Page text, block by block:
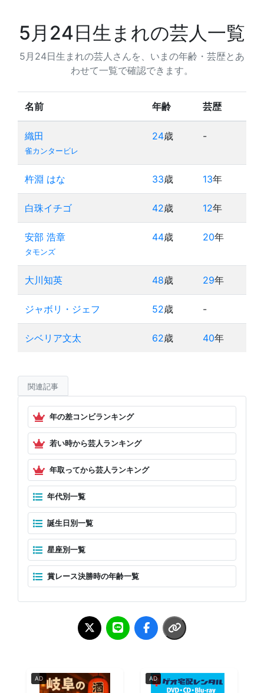
5月24日生まれの芸人一覧
5月24日生まれの芸人さんを、いまの年齢・芸歴とあ
わせて一覧で確認できます。
名前 年齢 芸歴
織田
雀カンタービレ
24歳 -
杵淵 はな 33歳 13年
白珠イチゴ 42歳 12年
安部 浩章
タモンズ
44歳 20年
大川知英 48歳 29年
ジャボリ・ジェフ 52歳 -
シベリア文太 62歳 40年
関連記事
年の差コンビランキング
若い時から芸人ランキング
年取ってから芸人ランキング
年代別一覧
誕生日別一覧
星座別一覧
賞レース決勝時の年齢一覧
AD AD